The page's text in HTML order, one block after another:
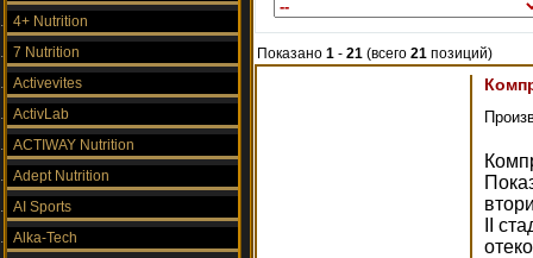
4+ Nutrition
7 Nutrition
Activevites
ActivLab
ACTIWAY Nutrition
Adept Nutrition
AI Sports
Alka-Tech
Показано 1 - 21 (всего 21 позиций)
II